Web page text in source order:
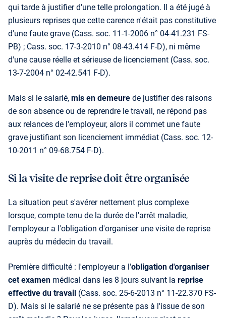
qui tarde à justifier d'une telle prolongation. Il a été jugé à
plusieurs reprises que cette carence n'était pas constitutive
d'une faute grave (Cass. soc. 11-1-2006 n° 04-41.231 FS-
PB) ; Cass. soc. 17-3-2010 n° 08-43.414 F-D), ni même
d'une cause réelle et sérieuse de licenciement (Cass. soc.
13-7-2004 n° 02-42.541 F-D).
Mais si le salarié, mis en demeure de justifier des raisons
de son absence ou de reprendre le travail, ne répond pas
aux relances de l'employeur, alors il commet une faute
grave justifiant son licenciement immédiat (Cass. soc. 12-
10-2011 n° 09-68.754 F-D).
Si la visite de reprise doit être organisée
La situation peut s'avérer nettement plus complexe
lorsque, compte tenu de la durée de l'arrêt maladie,
l'employeur a l'obligation d'organiser une visite de reprise
auprès du médecin du travail.
Première difficulté : l'employeur a l'obligation d'organiser
cet examen médical dans les 8 jours suivant la reprise
effective du travail (Cass. soc. 25-6-2013 n° 11-22.370 FS-
D). Mais si le salarié ne se présente pas à l'issue de son